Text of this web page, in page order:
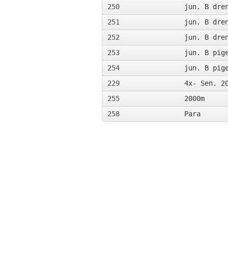
250
jun. B
251
jun. B
252
jun. B
253
jun. B
254
jun. B
229
4x- Sen.
255
2000m
258
Para